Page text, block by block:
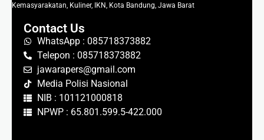
Kemasyarakatan, Kuliner, IKN, Kota Bandung, Jawa Barat
Contact Us
WhatsApp : 085718373882
Telepon : 085718373882
jawarapers@gmail.com
Media Polisi Nasional
NIB : 101121000818
NPWP : 65.801.599.5-422.000